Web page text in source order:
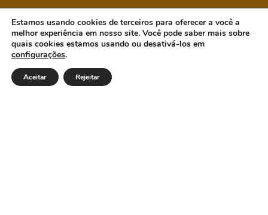
CÂMARA MUNICIPAL DE ORATÓRIOS
Endereço: Rua Antônio Guimarães, 601, Centro.
Oratórios/MG - Cep 35.439-000. Email:
cmoratorios@hotmail.com Telefone: (31) 92002-7586 / (31)
Estamos usando cookies de terceiros para oferecer a você a
melhor experiência em nosso site. Você pode saber mais sobre
quais cookies estamos usando ou desativá-los em
configurações.
Aceitar Rejeitar